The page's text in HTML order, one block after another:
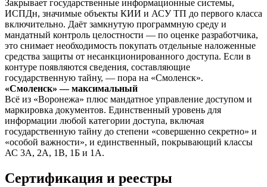
Закрывает государственные информационные системы,
ИСПДн, значимые объекты КИИ и АСУ ТП до первого класса
включительно. Даёт замкнутую программную среду и
мандатный контроль целостности — по оценке разработчика,
это снимает необходимость покупать отдельные наложенные
средства защиты от несанкционированного доступа. Если в
контуре появляются сведения, составляющие
государственную тайну, — пора на «Смоленск».
«Смоленск» — максимальный
Всё из «Воронежа» плюс мандатное управление доступом и
маркировка документов. Единственный уровень для
информации любой категории доступа, включая
государственную тайну до степени «совершенно секретно» и
«особой важности», и единственный, покрывающий классы
АС 3А, 2А, 1В, 1Б и 1А.
Сертификация и реестры